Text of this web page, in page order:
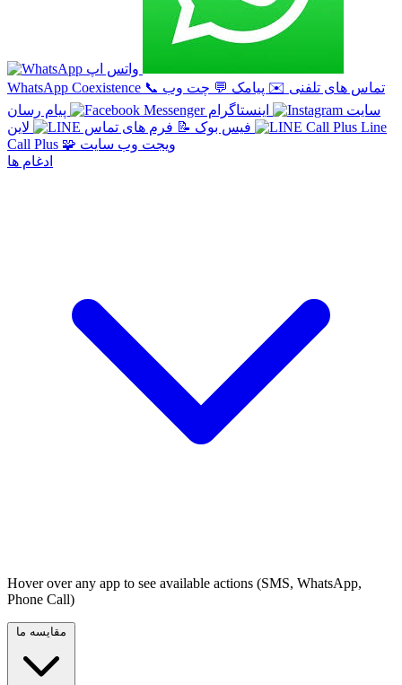
WhatsApp Coexistence 📞 تماس های تلفنی ✉️ پیامک 💬 چت وب
سایت
اینستاگرام
پیام رسان
فیس بوک 📝 فرم های تماس
Line
Call Plus 🧩 ویجت وب سایت
ادغام ها
Hover over any app to see available actions (SMS, WhatsApp,
Phone Call)